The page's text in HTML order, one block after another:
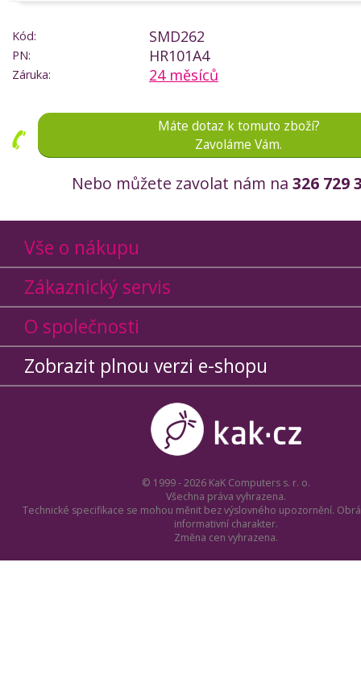
Kód: SMD262
PN: HR101A4
Záruka: 24 měsíců
Máte dotaz k tomuto zboží?
Zavoláme Vám.
Nebo můžete zavolat nám na 326 729
Vše o nákupu
Zákaznický servis
O společnosti
Zobrazit plnou verzi e-shopu
© 1999 - 2026 KaK Computers s. r. o.
Všechna práva vyhrazena.
Technické specifikace se mohou měnit bez výslovného upozornění.
informativní charakter.
Změna cen vyhrazena.